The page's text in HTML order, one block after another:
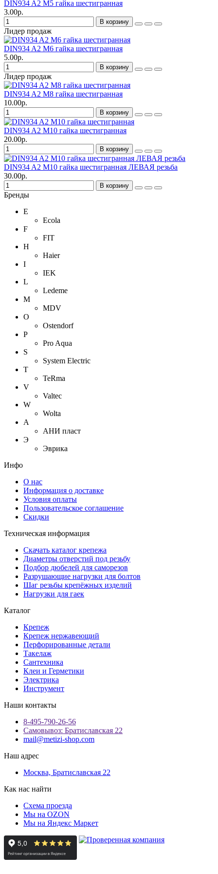
DIN934 A2 M5 гайка шестигранная
3.00р.
В корзину
Лидер продаж
DIN934 A2 M6 гайка шестигранная
5.00р.
В корзину
Лидер продаж
DIN934 A2 M8 гайка шестигранная
10.00р.
В корзину
DIN934 A2 M10 гайка шестигранная
20.00р.
В корзину
DIN934 A2 M10 гайка шестигранная ЛЕВАЯ резьба
30.00р.
В корзину
Бренды
E
Ecola
F
FIT
H
Haier
I
IEK
L
Ledeme
M
MDV
O
Ostendorf
P
Pro Aqua
S
System Electric
T
TeRma
V
Valtec
W
Wolta
А
АНИ пласт
Э
Эврика
Инфо
О нас
Информация о доставке
Условия оплаты
Пользовательское соглашение
Скидки
Техническая информация
Скачать каталог крепежа
Диаметры отверстий под резьбу
Подбор дюбелей для саморезов
Разрушающие нагрузки для болтов
Шаг резьбы крепёжных изделий
Нагрузки для гаек
Каталог
Крепеж
Крепеж нержавеющий
Перфорированные детали
Такелаж
Сантехника
Клеи и Герметики
Электрика
Инструмент
Наши контакты
8-495-790-26-56
Самовывоз: Братиславская 22
mail@metizi-shop.com
Наш адрес
Москва, Братиславская 22
Как нас найти
Схема проезда
Мы на OZON
Мы на Яндекс Маркет